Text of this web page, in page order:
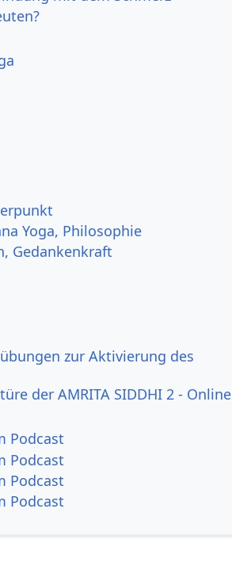
Yoga, Philosophie
Gedankenkraft
zur Aktivierung des
der AMRITA SIDDHI 2 - Online
Podcast
Podcast
Podcast
Podcast